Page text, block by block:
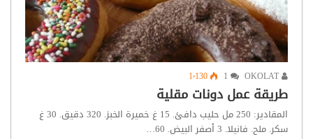
1٬130
طريقة عمل دونات مقلية
المقادير: 250 مل حليب دافئ. 15 غ خميرة الخبز. 320 دقيق. 30 غ
سكر. ملح. فانيلا. 3 أصفر البيض. 60…